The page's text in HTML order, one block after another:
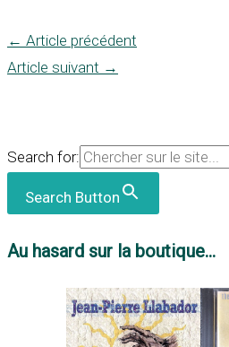
← Article précédent
Article suivant →
Search for:
Search Button
Au hasard sur la boutique...